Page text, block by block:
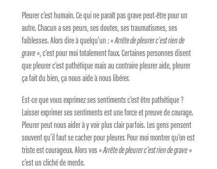
Pleurer c’est humain. Ce qui ne paraît pas grave peut-être pour un
autre. Chacun a ses peurs, ses doutes, ses traumatismes, ses
faiblesses. Alors dire à quelqu’un : «Arrête de pleurer c’est rien de
grave», c’est pour moi totalement faux. Certaines personnes disent
que pleurer c’est pathétique mais au contraire pleurer aide, pleurer
ça fait du bien, ça nous aide à nous libérer.
Est-ce que vous exprimez ses sentiments c’est être pathétique ?
Laisser exprimer ses sentiments est une force et preuve de courage.
Pleurer peut nous aider à y voir plus clair parfois. Les gens pensent
souvent qu’il faut se cacher pour pleurer. Pour moi montrer qu’on est
triste est courageux. Alors vos «Arrête de pleurer c’est rien de grave»
c’est un cliché de merde.